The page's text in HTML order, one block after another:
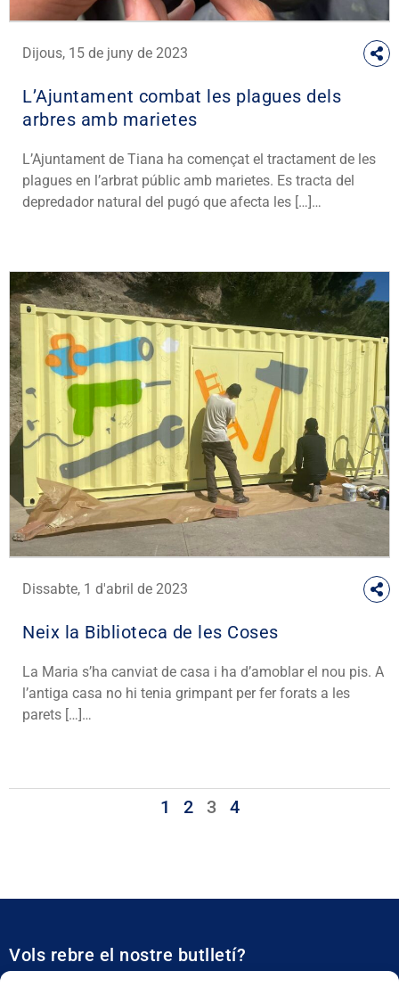
Dijous, 15 de juny de 2023
L’Ajuntament combat les plagues dels
arbres amb marietes
L’Ajuntament de Tiana ha començat el tractament de les
plagues en l’arbrat públic amb marietes. Es tracta del
depredador natural del pugó que afecta les […]…
Dissabte, 1 d'abril de 2023
Neix la Biblioteca de les Coses
La Maria s’ha canviat de casa i ha d’amoblar el nou pis. A
l’antiga casa no hi tenia grimpant per fer forats a les
parets […]…
1 2 3 4
Vols rebre el nostre butlletí?